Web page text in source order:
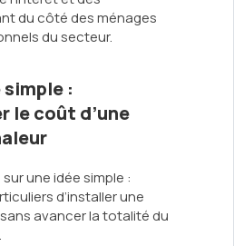
du côté des ménages
du secteur.
:
le coût d’une
une idée simple :
d’installer une
avancer la totalité du